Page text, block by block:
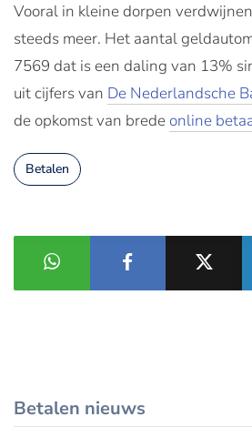
Vooral in kleine dorpen
steeds meer. Het aantal
7569 dat is een daling van 13%
uit cijfers van De Nederlandsche
de opkomst van bredeonline
Betalen
Betalen nieuws